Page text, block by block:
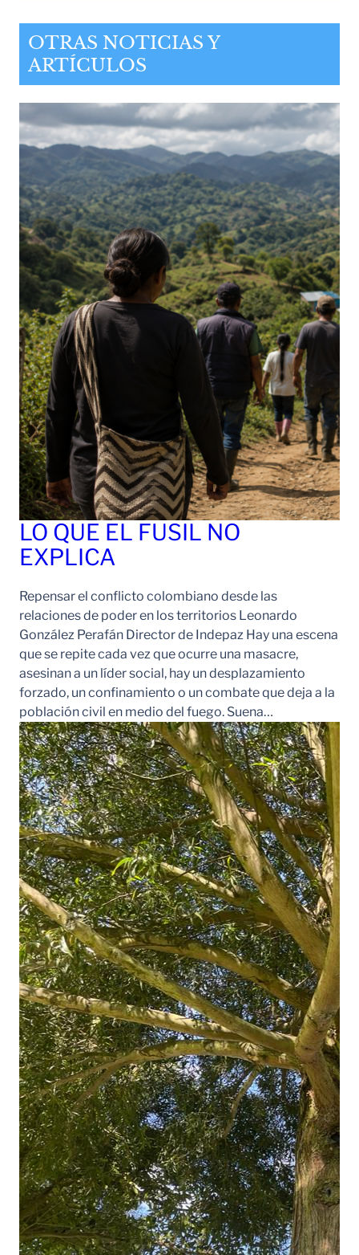
OTRAS NOTICIAS Y
ARTÍCULOS
LO QUE EL FUSIL NO
EXPLICA
Repensar el conflicto colombiano desde las
relaciones de poder en los territorios Leonardo
González Perafán Director de Indepaz Hay una escena
que se repite cada vez que ocurre una masacre,
asesinan a un líder social, hay un desplazamiento
forzado, un confinamiento o un combate que deja a la
población civil en medio del fuego. Suena…